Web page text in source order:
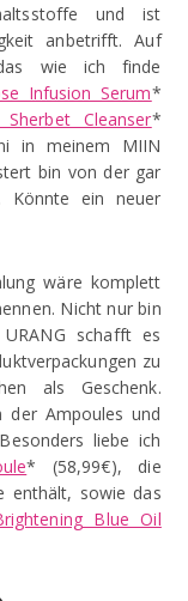
und ist
anbetrifft. Auf
wie ich finde
Infusion Serum*
Sherbet Cleanser*
in meinem MIIN
bin von der gar
Könnte ein neuer
wäre komplett
Nicht nur bin
schafft es
zu
als Geschenk.
der Ampoules und
liebe ich
* (58,99€), die
enthält, sowie das
Blue Oil